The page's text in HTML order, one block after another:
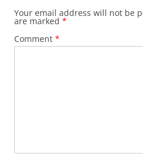
Your email address will not be
are marked *
Comment *